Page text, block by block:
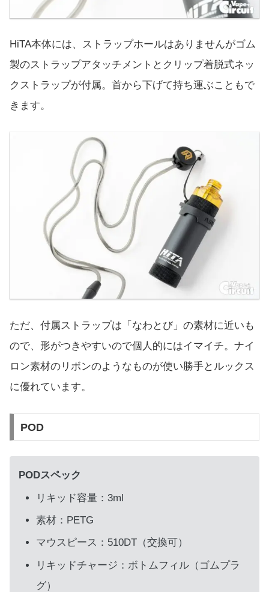
HiTA本体には、ストラップホールはありませんがゴム
製のストラップアタッチメントとクリップ着脱式ネッ
クストラップが付属。首から下げて持ち運ぶこともで
きます。
ただ、付属ストラップは「なわとび」の素材に近いも
ので、形がつきやすいので個人的にはイマイチ。ナイ
ロン素材のリボンのようなものが使い勝手とルックス
に優れています。
POD
PODスペック
リキッド容量：3ml
素材：PETG
マウスピース：510DT（交換可）
リキッドチャージ：ボトムフィル（ゴムプラ
グ）